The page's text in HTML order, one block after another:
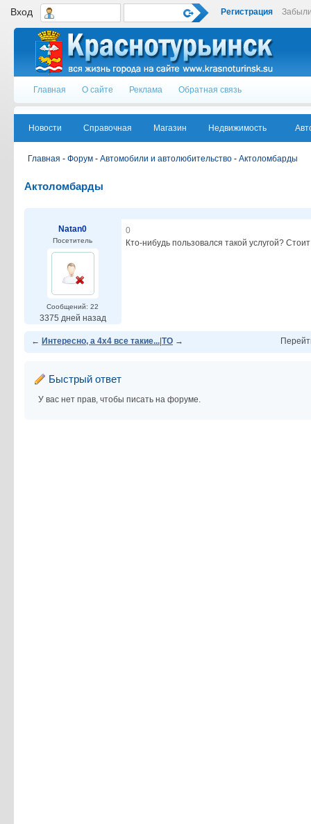
Вход Регистрация
Главная О сайте Реклама Обратная связь
Новости Справочная Магазин Недвижимость
Главная - Форум - Автомобили и автолюбительство - Актоломбарды
Актоломбарды
Natan0
Посетитель
Сообщений: 22
3375 дней назад
0
Кто-нибудь пользовался такой услугой?
← Интересно, а 4х4 все такие... ТО →
Быстрый ответ
У вас нет прав, чтобы писать на форуме.